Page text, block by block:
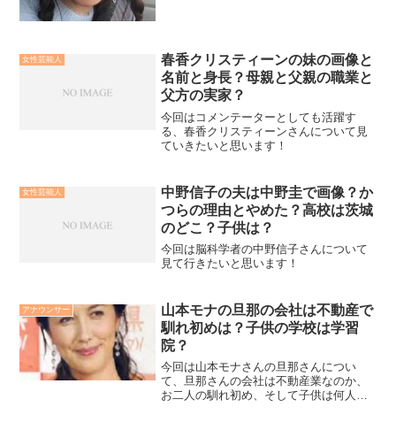
女性芸能人
春香クリスティーンの妹の画像と
名前と身長？母親と父親の職業と
父方の実家？
今回はコメンテーターとしても活躍す
る、春香クリスティーンさんについて見
ていきたいと思います！
女性芸能人
中野信子の夫は中野圭で画像？か
つらの理由とやめた？高校は茨城
のどこ？子供は？
今回は脳科学者の中野信子さんについて
見て行きたいと思います！
アナウンサー
山本モナの旦那の会社は不動産で
馴れ初めは？子供の学校は学習
院？
今回は山本モナさんの旦那さんについ
て、旦那さんの会社は不動産業なのか、
お二人の馴れ初め、そして子供は何人い